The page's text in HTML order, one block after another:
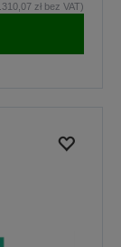
zł bez VAT)